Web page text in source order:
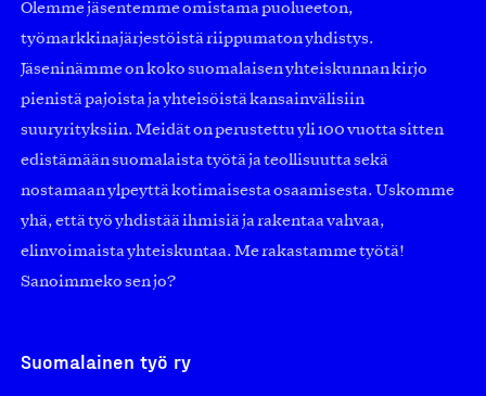
Olemme jäsentemme omistama puolueeton,
työmarkkinajärjestöistä riippumaton yhdistys.
Jäseninämme on koko suomalaisen yhteiskunnan kirjo
pienistä pajoista ja yhteisöistä kansainvälisiin
suuryrityksiin. Meidät on perustettu yli 100 vuotta sitten
edistämään suomalaista työtä ja teollisuutta sekä
nostamaan ylpeyttä kotimaisesta osaamisesta. Uskomme
yhä, että työ yhdistää ihmisiä ja rakentaa vahvaa,
elinvoimaista yhteiskuntaa. Me rakastamme työtä!
Sanoimmeko sen jo?
Suomalainen työ ry